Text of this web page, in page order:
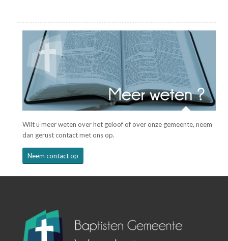
Wilt u meer weten over het geloof of over onze gemeente, neem
dan gerust contact met ons op.
Neem contact op